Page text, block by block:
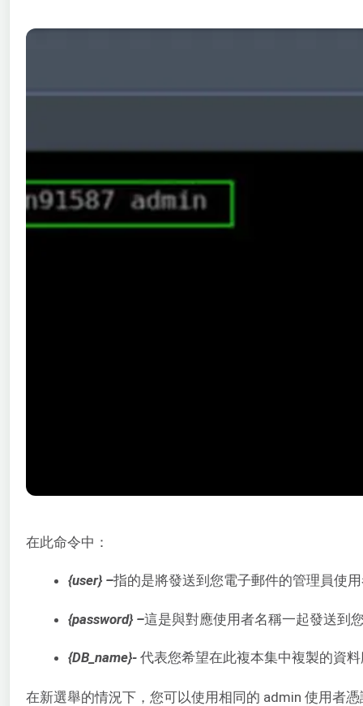
在此命令中：
{user} –指的是將發送到您電子郵件的管理員使
{password} –這是與對應使用者名稱一起發送到
{DB_name}- 代表您希望在此複本集中複製的資
在新選舉的情況下，您可以使用相同的 admin 使用者憑